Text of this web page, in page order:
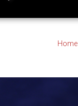
Home